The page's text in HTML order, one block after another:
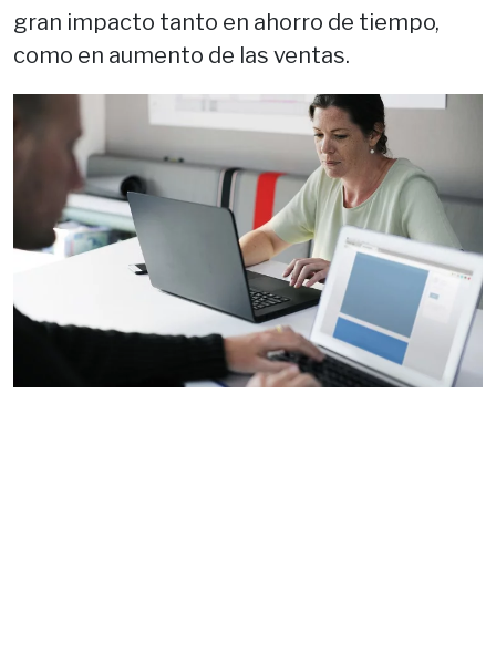
gran impacto tanto en ahorro de tiempo,
como en aumento de las ventas.